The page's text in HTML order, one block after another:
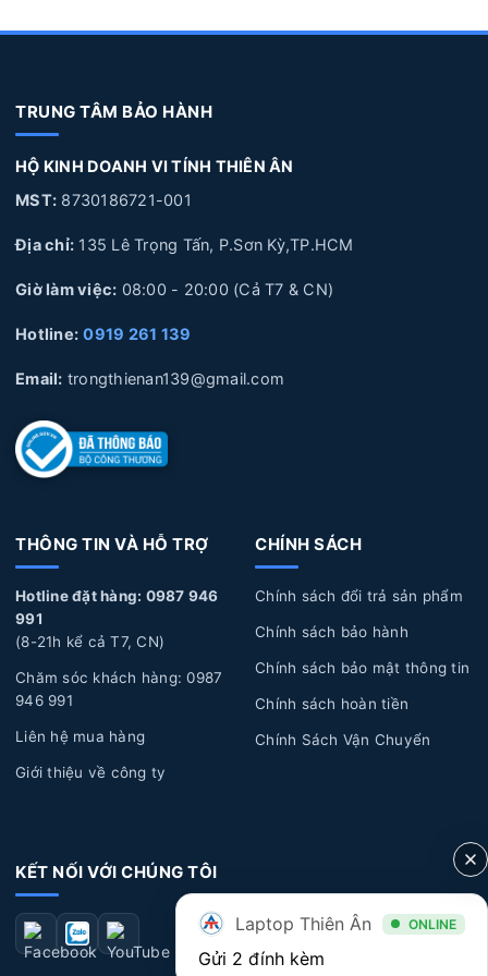
hư hỏng
3. Thay Pin Laptop Asus Lấy Liền HCM
4. Lợi ích của việc thay Pin Laptop Asus lấy liền tại Laptop Thiên
Ân
6. Laptop Thiên Ân chuyên cung cấp linh kiện và sửa chữa
chuyên sâu về Laptop
1. Nguyên nhân và dấu hiệu nhận biết Pin Laptop
Asus bị hư hỏng
Sử dụng không đúng cách:Pin Laptop được cắm sạc
lên, Pin để lâu không sử dụng trong thời gian dài, làm
hỏng pin.
Tuổi thọ Pin:Laptop của bạn đã sử dụng một thời
gian dài, pin sẽ trải qua quá trình hao mòn tự nhiên dẫn
đến năng lượng giảm dần, hoặc pin bị biến dạng làm ảnh
hưởng đến linh kiện bên trong laptop và phần vỏ của
Laptop bị rơi rớt, đổ chất lỏng,
cháy nổ, va đập mạnh làm hư hỏng pin.
Dấu hiệu nhận biết Pin Laptop Asus bị hư hỏng
Thời lượng Pin: Nếu bạn nhận thấy thời lượn pin
TRUNG TÂM BẢO HÀNH
HỘ KINH DOANH VI TÍNH THIÊN ÂN
MST: 8730186721-001
Địa chỉ: 135 Lê Trọng Tấn, P.Sơn Kỳ,TP.HCM
Giờ làm việc: 08:00 - 20:00 (Cả T7 & CN)
Hotline: 0919 261 139
Email: trongthienan139@gmail.com
THÔNG TIN VÀ HỖ TRỢ
Hotline đặt hàng: 0987 946
991
(8-21h kể cả T7, CN)
Chăm sóc khách hàng: 0987
946 991
Liên hệ mua hàng
Giới thiệu về công ty
CHÍNH SÁCH
Chính sách đổi trả sản phẩm
Chính sách bảo hành
Chính sách bảo mật thông tin
Chính sách hoàn tiền
Chính Sách Vận Chuyển
KẾT NỐI VỚI CHÚNG TÔI
Laptop Thiên Ân ONLINE
Gửi 2 đính kèm